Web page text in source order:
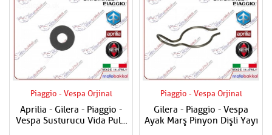
Piaggio - Vespa Orjinal
Aprilia - Gilera - Piaggio -
Vespa Susturucu Vida Pulu
Piaggio - Vespa Orjinal
Gilera - Piaggio - Vespa
Ayak Marş Pinyon Dişli Yayı